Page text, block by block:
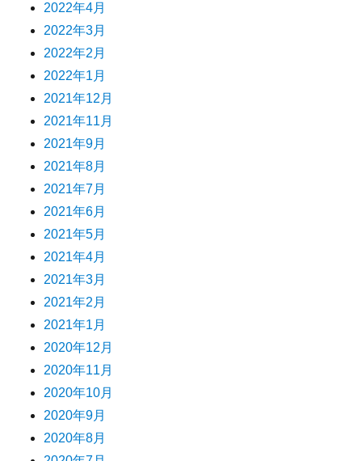
2022年4月
2022年3月
2022年2月
2022年1月
2021年12月
2021年11月
2021年9月
2021年8月
2021年7月
2021年6月
2021年5月
2021年4月
2021年3月
2021年2月
2021年1月
2020年12月
2020年11月
2020年10月
2020年9月
2020年8月